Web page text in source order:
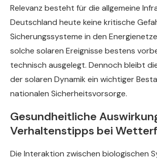
Relevanz besteht für die allgemeine
Deutschland heute keine kritische
Sicherungssysteme in den
solche solaren Ereignisse bestens
technisch ausgelegt. Dennoch bleibt
der solaren Dynamik ein wichtiger
nationalen Sicherheitsvorsorge.
Gesundheitliche
Verhaltenstipps bei
Die Interaktion zwischen biologischen